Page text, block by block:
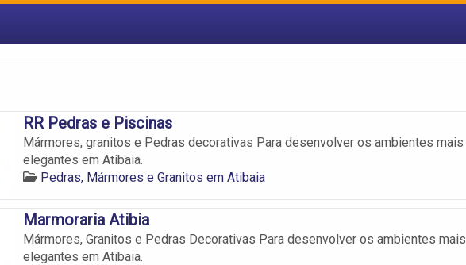
RR Pedras e Piscinas
Mármores, granitos e Pedras decorativas Para desenvolver os ambientes mais
elegantes em Atibaia.
Pedras, Mármores e Granitos em Atibaia
Marmoraria Atibia
Mármores, Granitos e Pedras Decorativas Para desenvolver os ambientes mais
elegantes em Atibaia.